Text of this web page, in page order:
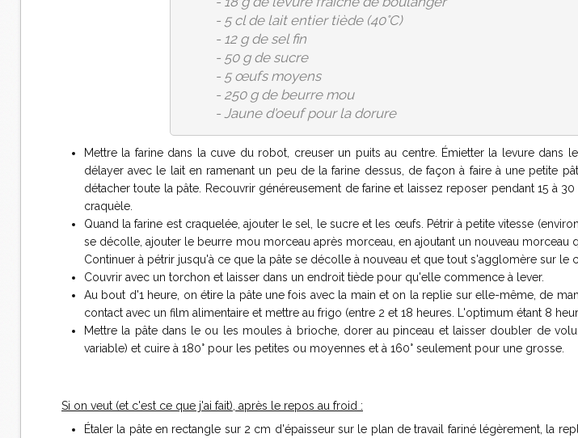
- 5 cl de lait entier tiède (40°C)
- 12 g de sel fin
- 50 g de sucre
- 5 œufs moyens
- 250 g de beurre mou
- Jaune d'oeuf pour la dorure
Mettre la farine dans la cuve du robot, creuser un puits au centre. Émietter la levure dans
délayer avec le lait en ramenant un peu de la farine dessus, de façon à faire à une petite
détacher toute la pâte. Recouvrir généreusement de farine et laissez reposer pendant 15 à
craquèle.
Quand la farine est craquelée, ajouter le sel, le sucre et les œufs. Pétrir à petite vitesse
se décolle, ajouter le beurre mou morceau après morceau, en ajoutant un nouveau morceau
Continuer à pétrir jusqu'à ce que la pâte se décolle à nouveau et que tout s'agglomère sur le
Couvrir avec un torchon et laisser dans un endroit tiède pour qu'elle commence à lever.
Au bout d'1 heure, on étire la pâte une fois avec la main et on la replie sur elle-même, de
contact avec un film alimentaire et mettre au frigo (entre 2 et 18 heures. L'optimum étant 8
Mettre la pâte dans le ou les moules à brioche, dorer au pinceau et laisser doubler de
variable) et cuire à 180° pour les petites ou moyennes et à 160° seulement pour une grosse.
Si on veut (et c'est ce que j'ai fait), après le repos au froid :
Étaler la pâte en rectangle sur 2 cm d'épaisseur sur le plan de travail fariné légèrement, la